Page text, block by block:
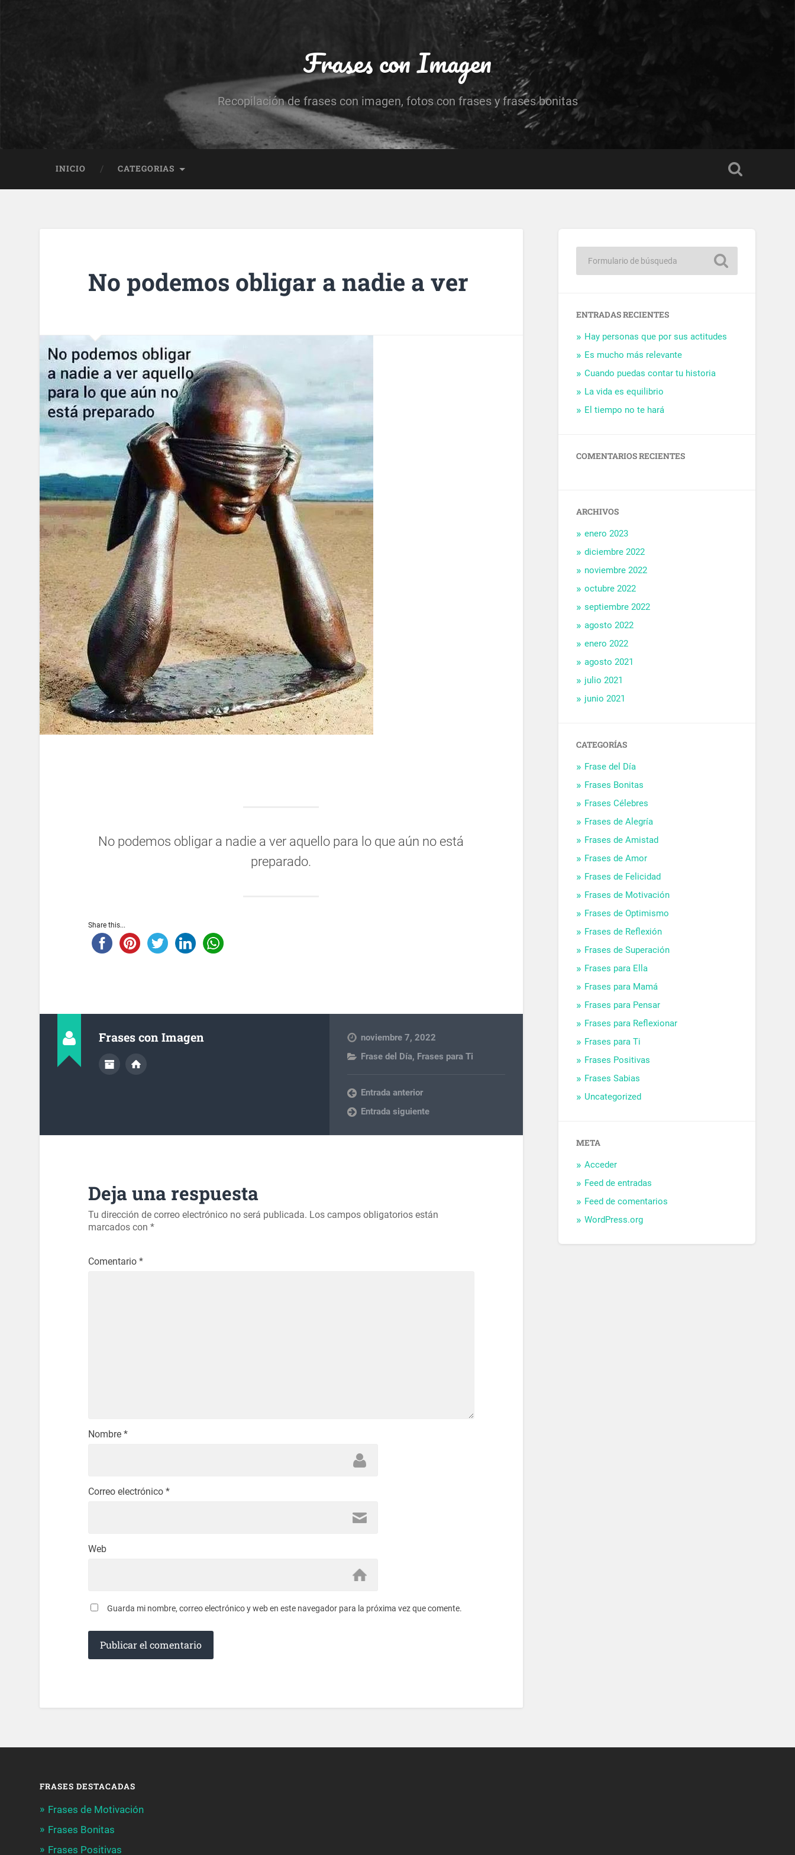
Frases con Imagen
Recopilación de frases con imagen, fotos con frases y frases bonitas
INICIO CATEGORIAS
No podemos obligar a nadie a ver
No podemos obligar a nadie a ver aquello para lo que aún no está
preparado.
Share this...
Frases con Imagen
noviembre 7, 2022
Frase del Día, Frases para Ti
Entrada anterior
Entrada siguiente
Deja una respuesta
Tu dirección de correo electrónico no será publicada. Los campos obligatorios están
marcados con *
Comentario *
Nombre *
Correo electrónico *
Web
Guarda mi nombre, correo electrónico y web en este navegador para la próxima vez que comente.
ENTRADAS RECIENTES
Hay personas que por sus actitudes
Es mucho más relevante
Cuando puedas contar tu historia
La vida es equilibrio
El tiempo no te hará
COMENTARIOS RECIENTES
ARCHIVOS
enero 2023
diciembre 2022
noviembre 2022
octubre 2022
septiembre 2022
agosto 2022
enero 2022
agosto 2021
julio 2021
junio 2021
CATEGORÍAS
Frase del Día
Frases Bonitas
Frases Célebres
Frases de Alegría
Frases de Amistad
Frases de Amor
Frases de Felicidad
Frases de Motivación
Frases de Optimismo
Frases de Reflexión
Frases de Superación
Frases para Ella
Frases para Mamá
Frases para Pensar
Frases para Reflexionar
Frases para Ti
Frases Positivas
Frases Sabias
Uncategorized
META
Acceder
Feed de entradas
Feed de comentarios
WordPress.org
FRASES DESTACADAS
Frases de Motivación
Frases Bonitas
Frases Positivas